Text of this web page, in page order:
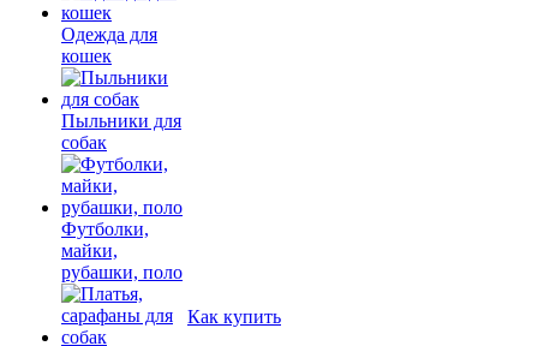
Одежда для
кошек
Пыльники для
собак
Футболки,
майки,
рубашки, поло
Как купить